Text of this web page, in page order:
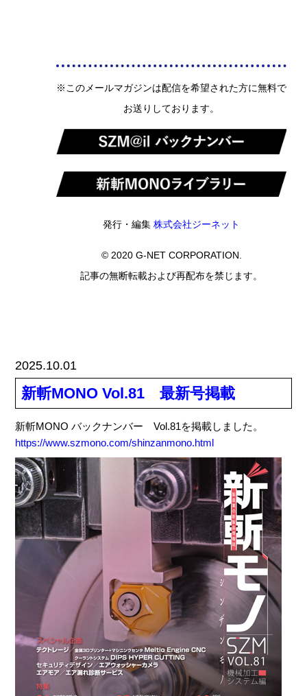
※このメールマガジンは配信を希望された方に無料で
お送りしております。
発行・編集株式会社ジーネット
© 2020 G-NET CORPORATION.
記事の無断転載および再配布を禁じます。
2025.10.01
新斬MONO Vol.81 最新号掲載
新斬MONO バックナンバー Vol.81を掲載しました。
https://www.szmono.com/shinzanmono.html